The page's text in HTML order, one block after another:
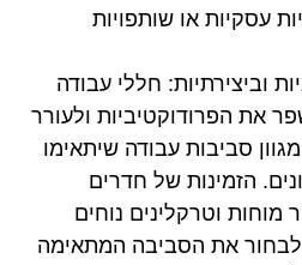
עסקיות או שותפויות
וביצירתיות:חללי עבודה
את הפרודוקטיביות ולעורר
סביבות עבודה שיתאימו
הזמינות של חדרים
וטרקלינים נוחים
את הסביבה המתאימה